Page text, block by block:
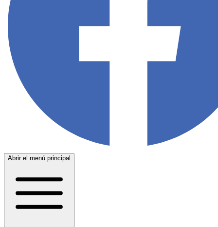
Abrir el menú principal